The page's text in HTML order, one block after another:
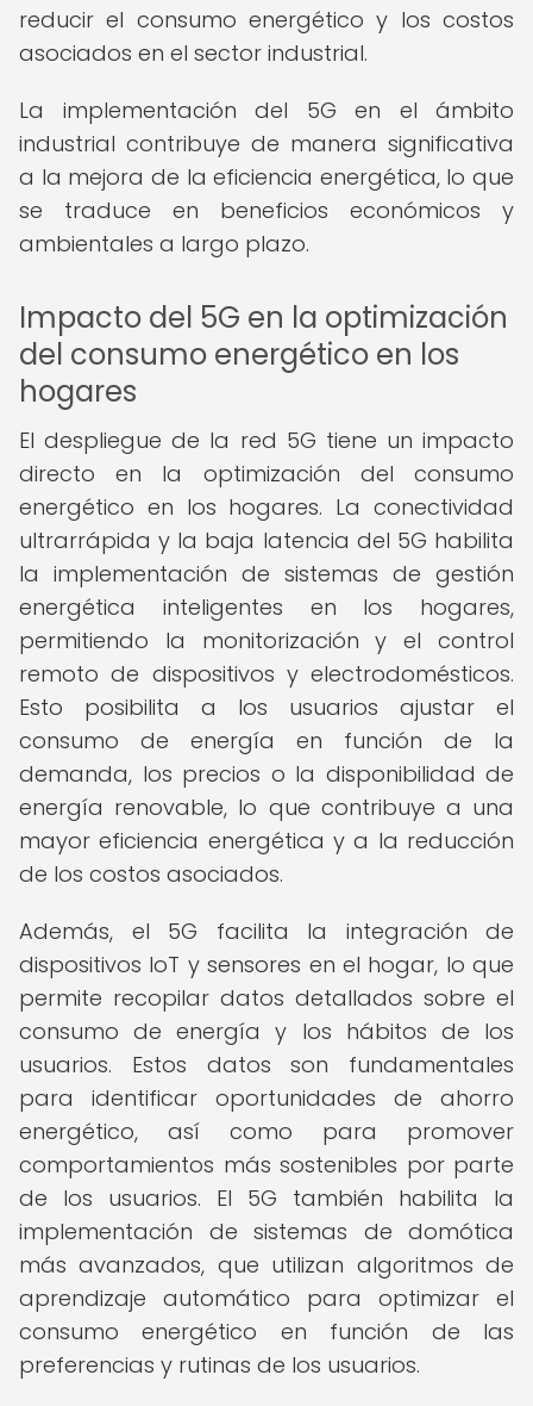
reducir el consumo energético y los costos
asociados en el sector industrial.
La implementación del 5G en el ámbito
industrial contribuye de manera significativa
a la mejora de la eficiencia energética, lo que
se traduce en beneficios económicos y
ambientales a largo plazo.
Impacto del 5G en la optimización
del consumo energético en los
hogares
El despliegue de la red 5G tiene un impacto
directo en la optimización del consumo
energético en los hogares. La conectividad
ultrarrápida y la baja latencia del 5G habilita
la implementación de sistemas de gestión
energética inteligentes en los hogares,
permitiendo la monitorización y el control
remoto de dispositivos y electrodomésticos.
Esto posibilita a los usuarios ajustar el
consumo de energía en función de la
demanda, los precios o la disponibilidad de
energía renovable, lo que contribuye a una
mayor eficiencia energética y a la reducción
de los costos asociados.
Además, el 5G facilita la integración de
dispositivos IoT y sensores en el hogar, lo que
permite recopilar datos detallados sobre el
consumo de energía y los hábitos de los
usuarios. Estos datos son fundamentales
para identificar oportunidades de ahorro
energético, así como para promover
comportamientos más sostenibles por parte
de los usuarios. El 5G también habilita la
implementación de sistemas de domótica
más avanzados, que utilizan algoritmos de
aprendizaje automático para optimizar el
consumo energético en función de las
preferencias y rutinas de los usuarios.